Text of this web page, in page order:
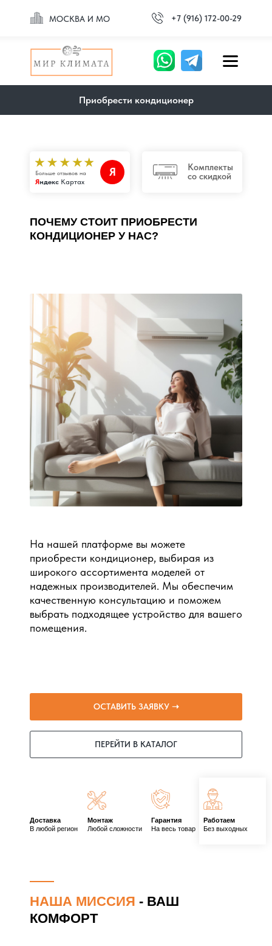
МОСКВА И МО +7 (916) 172-00-29
Приобрести кондиционер
Больше отзывов на
Яндекс Картах
Я
ПОЧЕМУ СТОИТ ПРИОБРЕСТИ
КОНДИЦИОНЕР У НАС?
На нашей платформе вы можете
приобрести кондиционер, выбирая из
широкого ассортимента моделей от
надежных производителей. Мы обеспечим
качественную консультацию и поможем
выбрать подходящее устройство для вашего
помещения.
ОСТАВИТЬ ЗАЯВКУ ➝
ПЕРЕЙТИ В КАТАЛОГ
Комплекты
со скидкой
Доставка
В любой регион
Монтаж
Любой сложности
Гарантия
На весь товар
Работаем
Без выходных
НАША МИССИЯ - ВАШ
КОМФОРТ